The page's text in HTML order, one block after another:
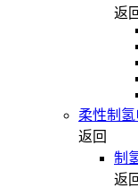
返
柔性制氢
返回
制
返